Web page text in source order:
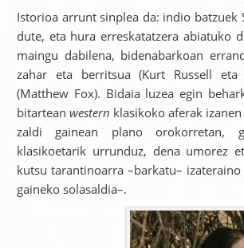
Istorioa arrunt sinplea da: indio batzuek
dute, eta hura erreskatatzera abiatuko
maingu dabilena, bidenabarkoan
zahar eta berritsua (Kurt Russell
(Matthew Fox). Bidaia luzea egin
bitartean western klasikoko aferak
zaldi gainean plano orokorretan,
klasikoetarik urrunduz, dena umorez
kutsu tarantinoarra –barkatu–
gaineko solasaldia–.